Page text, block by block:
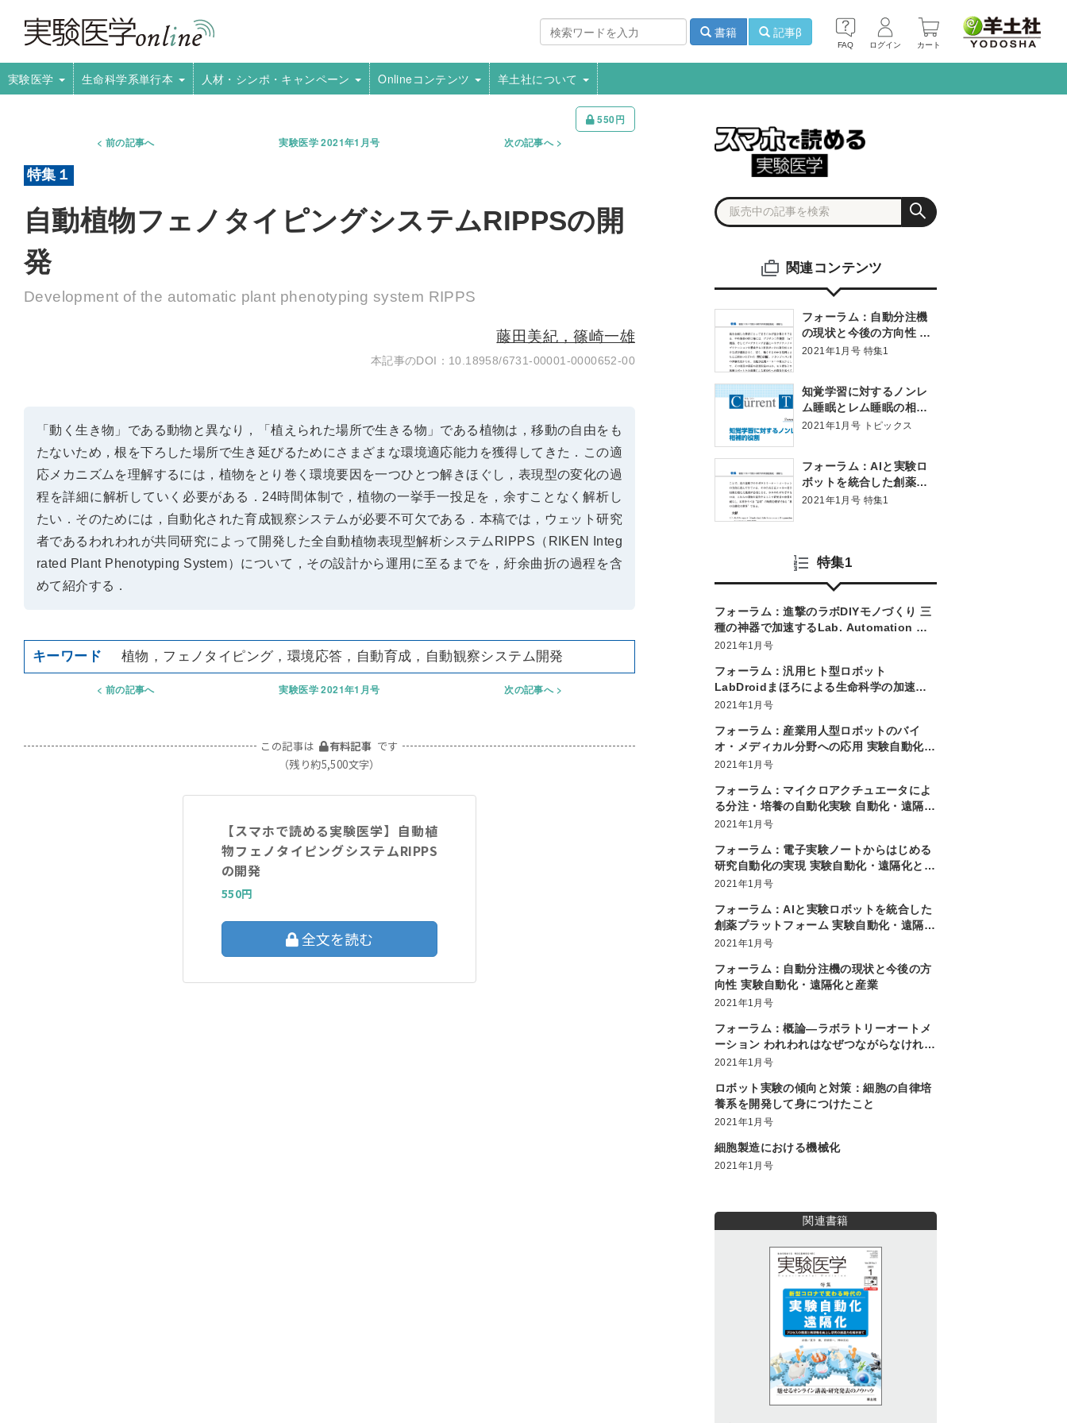
FAQ ログイン カート
書籍 記事β
実験医学 生命科学系単行本 人材・シンポ・キャンペーン Onlineコンテンツ 羊土社について
550円
前の記事へ
実験医学 2021年1月号 次の記事へ
自動植物フェノタイピングシステムRIPPSの開
発
Development of the automatic plant phenotyping system RIPPS
藤田美紀，篠崎一雄
10.18958/6731-00001-0000652-00
「動く生き物」である動物と異なり，「植えられた場所で生きる物」である植物は，移動の自由をも
たないため，根を下ろした場所で生き延びるためにさまざまな環境適応能力を獲得してきた．この適
応メカニズムを理解するには，植物をとり巻く環境要因を一つひとつ解きほぐし，表現型の変化の過
程を詳細に解析していく必要がある．24時間体制で，植物の一挙手一投足を，余すことなく解析し
たい．そのためには，自動化された育成観察システムが必要不可欠である．本稿では，ウェット研究
者であるわれわれが共同研究によって開発した全自動植物表現型解析システムRIPPS（RIKEN Integ
rated Plant Phenotyping System）について，その設計から運用に至るまでを，紆余曲折の過程を含
めて紹介する．
植物，フェノタイピング，環境応答，自動育成，自動観察システム開発
前の記事へ 実験医学 2021年1月号 次の記事へ
この記事は 有料記事 です
（残り約5,500文字）
【スマホで読める実験医学】自動植
物フェノタイピングシステムRIPPS
の開発
550円
全文を読む
関連コンテンツ
フォーラム：自動分注機
の現状と今後の方向性 実
験自動化・遠隔化と産業
2021年1月号 特集1
知覚学習に対するノンレ
ム睡眠とレム睡眠の相補
的役割
2021年1月号 トピックス
フォーラム：AIと実験ロ
ボットを統合した創薬プ
ラットフォーム 実験自動
2021年1月号 特集1
特集1
フォーラム：進撃のラボDIYモノづくり 三
種の神器で加速するLab. Automation 実
験自動化・遠隔化と産業
2021年1月号
フォーラム：汎用ヒト型ロボット
LabDroidまほろによる生命科学の加速実
験 自動化・遠隔化と産業
2021年1月号
フォーラム：産業用人型ロボットのバイ
オ・メディカル分野への応用 実験自動化・
遠隔化と産業
2021年1月号
フォーラム：マイクロアクチュエータによ
る分注・培養の自動化実験 自動化・遠隔化
と産業
2021年1月号
フォーラム：電子実験ノートからはじめる
研究自動化の実現 実験自動化・遠隔化と産
業
2021年1月号
フォーラム：AIと実験ロボットを統合した
創薬プラットフォーム 実験自動化・遠隔化
と産業
2021年1月号
フォーラム：自動分注機の現状と今後の方
向性 実験自動化・遠隔化と産業
2021年1月号
フォーラム：概論―ラボラトリーオートメ
ーション われわれはなぜつながらなければ
ならないのか 実験自動化・遠隔化と産業
2021年1月号
ロボット実験の傾向と対策：細胞の自律培
養系を開発して身につけたこと
2021年1月号
細胞製造における機械化
2021年1月号
関連書籍